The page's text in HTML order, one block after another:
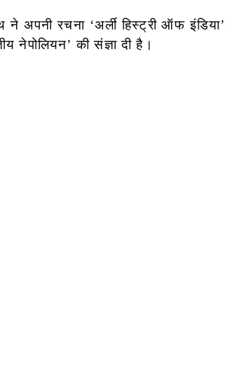
ने अपनी रचना ‘अर्ली हिस्ट्री ऑफ
नेपोलियन’ की संज्ञा दी है।